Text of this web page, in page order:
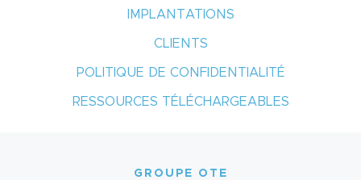
IMPLANTATIONS
CLIENTS
POLITIQUE DE CONFIDENTIALITÉ
RESSOURCES TÉLÉCHARGEABLES
GROUPE OTE